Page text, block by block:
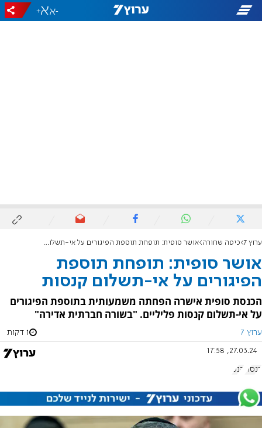
-
+
ערוץ 7 כיפה שחורה אושר סופית: תופחת תוספת הפיגורים על אי-תשלום קנסות
אושר סופית: תופחת תוספת
הפיגורים על אי-תשלום קנסות
הכנסת סופית אישרה הפחתה משמעותית בתוספת הפיגורים
על אי-תשלום קנסות פליליים. "בשורה חברתית אדירה"
ערוץ 7 1 דקות
27.03.24, 17:58
כנסת קנס